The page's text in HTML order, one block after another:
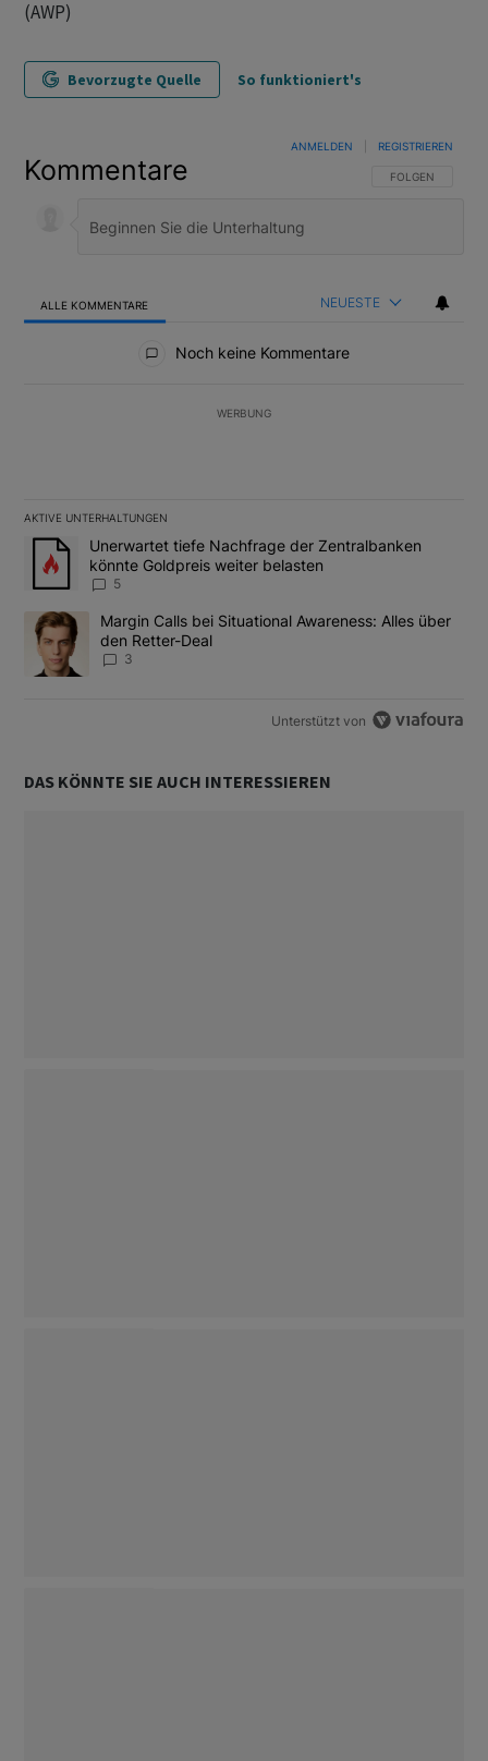
(AWP)
Bevorzugte Quelle So funktioniert's
Kommentare FOLGE DIESER
FOLGEN
ANMELDEN REGISTRIEREN
ALLE KOMMENTARE NEUESTE
Noch keine Kommentare
WERBUNG
AKTIVE UNTERHALTUNGEN
Das Folgende ist eine Liste der am meisten kommentierten
Ein Trendartikel mit dem Titel "Unerwartet tiefe Nachfrage der
Unerwartet tiefe Nachfrage der Zentralbanken
könnte Goldpreis weiter belasten
5
Ein Trendartikel mit dem Titel "Margin Calls bei Situational
Margin Calls bei Situational Awareness: Alles über
den Retter-Deal
3
Unterstützt von
DAS KÖNNTE SIE AUCH INTERESSIEREN